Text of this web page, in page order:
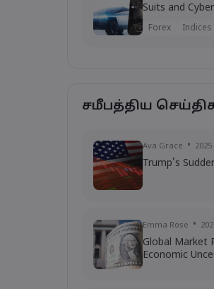
Suits and
Forex Indices
சமீபத்திய
Ava Grace
Trump's
Emma Rose
Global Market
Economic